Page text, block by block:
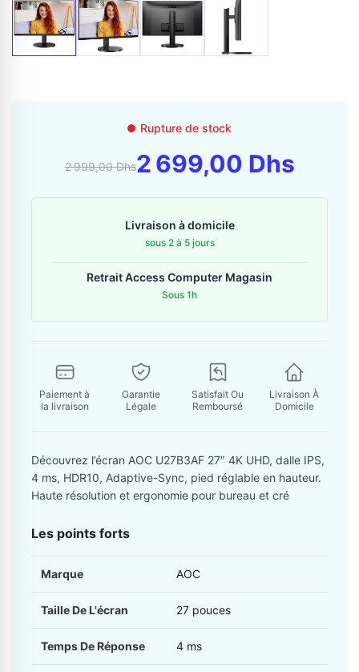
06 36 88 27 81
Envoyer un messageRupture de stock
2 999,00 Dhs2 699,00 Dhs
Livraison à domicile
sous 2 à 5 jours
Retrait Access Computer Magasin
Sous 1h
Paiement à
la livraison
Garantie
Légale
Satisfait Ou
Remboursé
Livraison À
Domicile
Découvrez l’écran AOC U27B3AF 27″ 4K UHD, dalle IPS,
4 ms, HDR10, Adaptive-Sync, pied réglable en hauteur.
Ha­­ute résolution et ergonomie pour bureau et cré
Les points forts
Marque AOC
Taille De L'écran 27 pouces
Temps De Réponse 4 ms